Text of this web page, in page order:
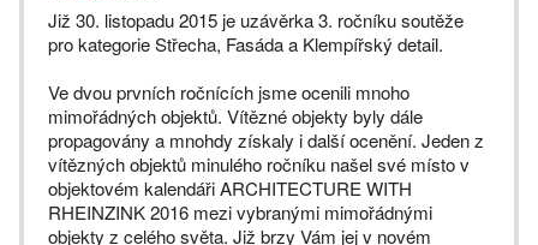
Již 30. listopadu 2015 je uzávěrka 3. ročníku soutěže
pro kategorie Střecha, Fasáda a Klempířský detail.
Ve dvou prvních ročnících jsme ocenili mnoho
mimořádných objektů. Vítězné objekty byly dále
propagovány a mnohdy získaly i další ocenění. Jeden z
vítězných objektů minulého ročníku našel své místo v
objektovém kalendáři ARCHITECTURE WITH
RHEINZINK 2016 mezi vybranými mimořádnými
objekty z celého světa. Již brzy Vám jej v novém